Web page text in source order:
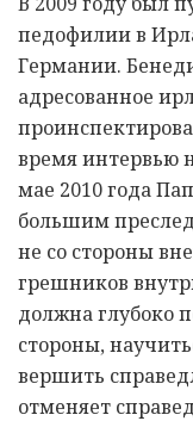
педофилии в
Германии.
адресованное
время интервью
мае 2010 года
большим
не со стороны
грешников
должна глубоко
стороны,
вершить
отменяет